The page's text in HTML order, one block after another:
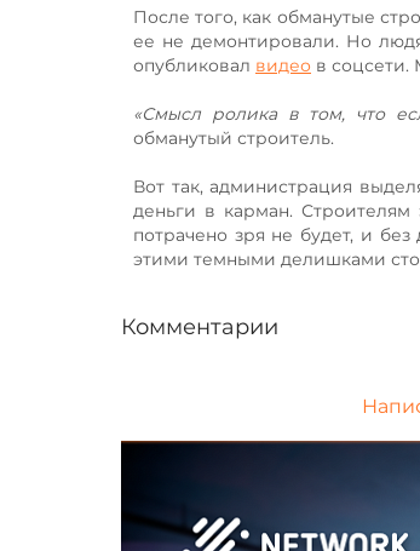
После того, как обманутые
ее не демонтировали. Но
опубликовал видео в соцсети.
«Смысл ролика в том, что
обманутый строитель.
Вот так, администрация
деньги в карман. Строителям
потрачено зря не будет, и
этими темными делишками
Комментарии